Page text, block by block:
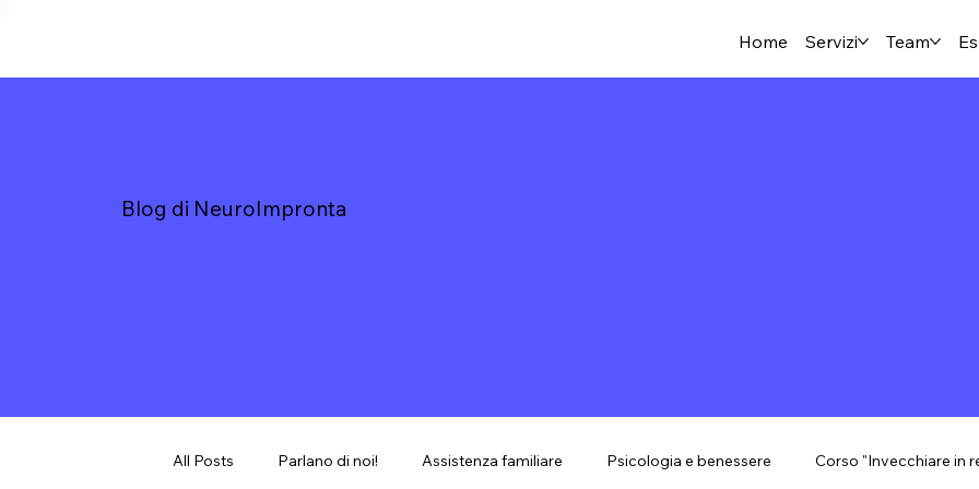
Home Servizi Team
Blog di NeuroImpronta
All Posts Parlano di noi! Assistenza familiare Psicologia e benessere Corso "Invecchiare in